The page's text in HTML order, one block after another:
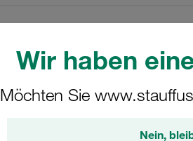
Wir haben
Möchten Sie
Nein,